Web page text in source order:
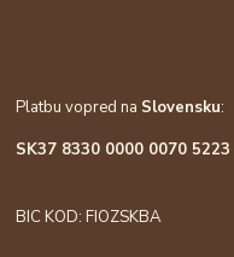
Platbu vopred na Slovensku:
SK37 8330
BIC KOD: FIOZSKBA